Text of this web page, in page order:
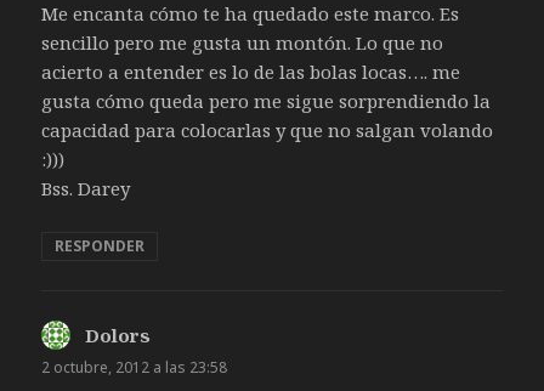
Me encanta cómo te ha quedado este marco. Es
sencillo pero me gusta un montón. Lo que no
acierto a entender es lo de las bolas locas…. me
gusta cómo queda pero me sigue sorprendiendo la
capacidad para colocarlas y que no salgan volando
:)))
Bss. Darey
RESPONDER
Dolors
2 octubre, 2012 a las 23:58